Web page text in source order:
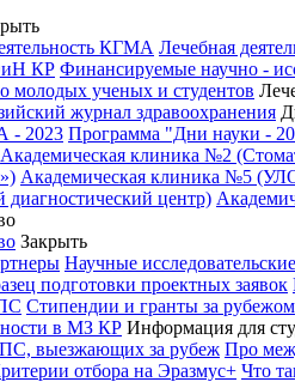
КГМА Лечебная
КР Финансируемые научно -
молодых ученых и студентов
журнал здравоохранения
- 2023 Программа "Дни науки -
Академическая клиника №2
Академическая клиника №5
центр)
Закрыть
Научные
подготовки проектных заявок
Стипендии и гранты за рубежом
в МЗ КР Информация для
выезжающих за рубеж Про
отбора на Эразмус+ Что